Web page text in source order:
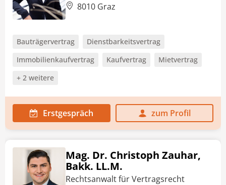
8010 Graz
Bauträgervertrag
Dienstbarkeitsvertrag
Immobilienkaufvertrag
Kaufvertrag
Mietvertrag
+ 2 weitere
Erstgespräch zum Profil
Mag. Dr. Christoph Zauhar,
Bakk. LL.M.
Rechtsanwalt für Vertragsrecht